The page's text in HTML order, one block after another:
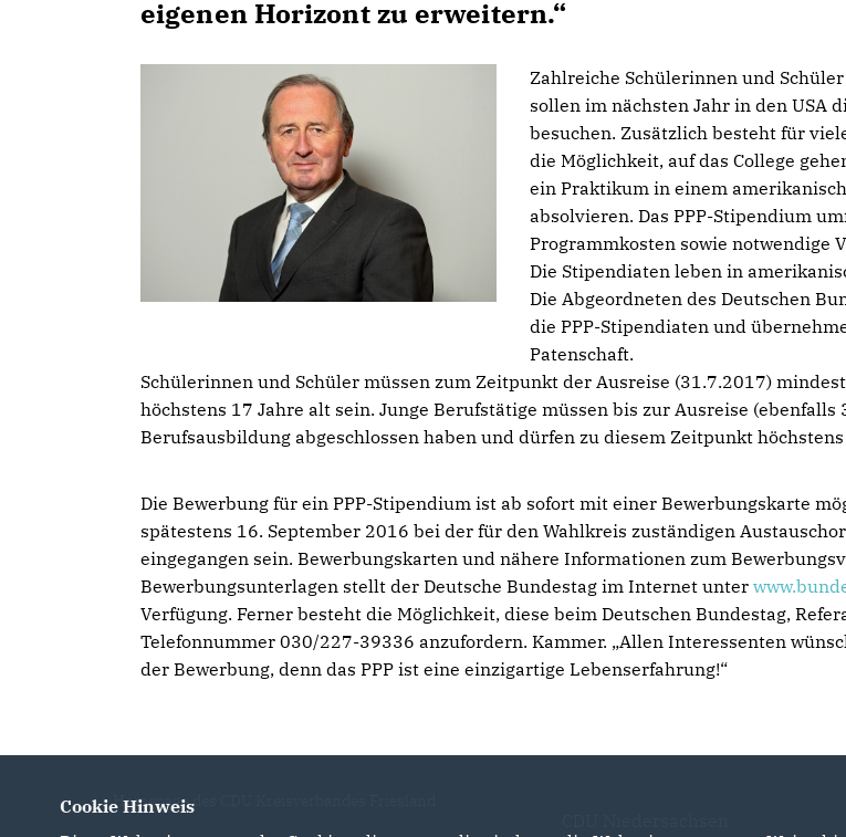
eigenen Horizont zu erweitern.“
Zahlreiche Schülerinnen und
sollen im nächsten Jahr in den USA
besuchen. Zusätzlich besteht für
die Möglichkeit, auf das College
ein Praktikum in einem
absolvieren. Das PPP-Stipendium
Programmkosten sowie notwendige
Die Stipendiaten leben in
Die Abgeordneten des Deutschen
die PPP-Stipendiaten und
Patenschaft.
Schülerinnen und Schüler müssen zum Zeitpunkt der Ausreise (31.7.2017)
höchstens 17 Jahre alt sein. Junge Berufstätige müssen bis zur Ausreise (ebenfalls
Berufsausbildung abgeschlossen haben und dürfen zu diesem Zeitpunkt
Die Bewerbung für ein PPP-Stipendium ist ab sofort mit einer Bewerbungskarte
spätestens 16. September 2016 bei der für den Wahlkreis zuständigen
eingegangen sein. Bewerbungskarten und nähere Informationen zum
Bewerbungsunterlagen stellt der Deutsche Bundestag im Internet unter
Verfügung. Ferner besteht die Möglichkeit, diese beim Deutschen Bundestag,
Telefonnummer 030/227-39336 anzufordern. Kammer. „Allen Interessenten
der Bewerbung, denn das PPP ist eine einzigartige Lebenserfahrung!“
Homepage des CDU Kreisverbandes Friesland
Cookie Hinweis